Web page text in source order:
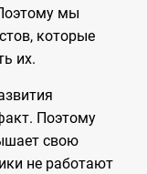
мы
которые
их.
Поэтому
свою
не работают